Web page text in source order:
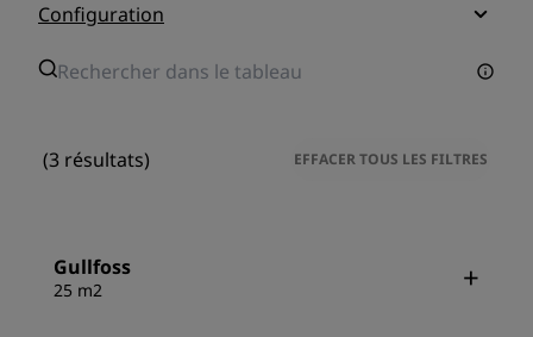
Configuration
(3 résultats) EFFACER TOUS LES FILTRES
Gullfoss
25 m2